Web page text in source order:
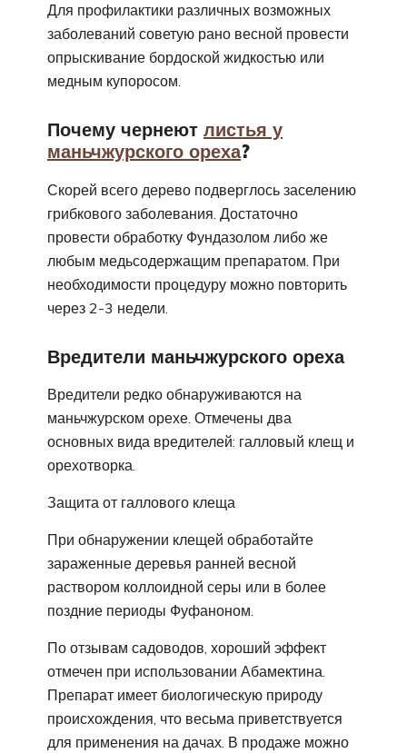
Для профилактики различных возможных
заболеваний советую рано весной провести
опрыскивание бордоской жидкостью или
медным купоросом.
Почему чернеют листья у
маньчжурского ореха?
Скорей всего дерево подверглось заселению
грибкового заболевания. Достаточно
провести обработку Фундазолом либо же
любым медьсодержащим препаратом. При
необходимости процедуру можно повторить
через 2-3 недели.
Вредители маньчжурского ореха
Вредители редко обнаруживаются на
маньчжурском орехе. Отмечены два
основных вида вредителей: галловый клещ и
орехотворка.
Защита от галлового клеща
При обнаружении клещей обработайте
зараженные деревья ранней весной
раствором коллоидной серы или в более
поздние периоды Фуфаноном.
По отзывам садоводов, хороший эффект
отмечен при использовании Абамектина.
Препарат имеет биологическую природу
происхождения, что весьма приветствуется
для применения на дачах. В продаже можно